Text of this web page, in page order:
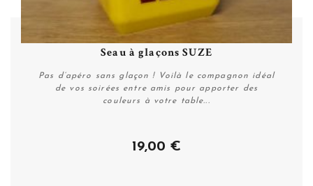
Seau à glaçons SUZE
Pas d’apéro sans glaçon ! Voilà le compagnon idéal
de vos soirées entre amis pour apporter des
couleurs à votre table...
19,00 €